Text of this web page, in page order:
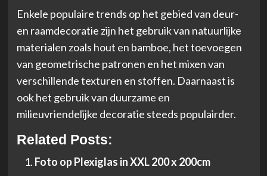
Enkele populaire trends op het gebied van deur-
en raamdecoratie zijn het gebruik van natuurlijke
materialen zoals hout en bamboe, het toevoegen
van geometrische patronen en het mixen van
verschillende texturen en stoffen. Daarnaast is
ook het gebruik van duurzame en
milieuvriendelijke decoratie steeds populairder.
Related Posts:
Foto op Plexiglas in XXL 200 x 200cm